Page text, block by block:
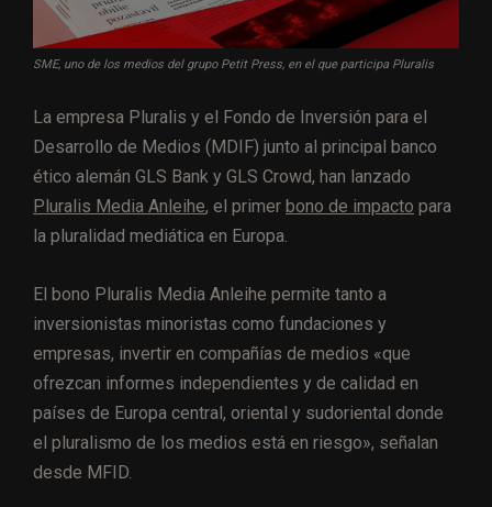
SME, uno de los medios del grupo Petit Press, en el que participa Pluralis
La empresa Pluralis y el Fondo de Inversión para el
Desarrollo de Medios (MDIF) junto al principal banco
ético alemán GLS Bank y GLS Crowd, han lanzado
Pluralis Media Anleihe, el primer bono de impacto para
la pluralidad mediática en Europa.
El bono Pluralis Media Anleihe permite tanto a
inversionistas minoristas como fundaciones y
empresas, invertir en compañías de medios «que
ofrezcan informes independientes y de calidad en
países de Europa central, oriental y sudoriental donde
el pluralismo de los medios está en riesgo», señalan
desde MFID.